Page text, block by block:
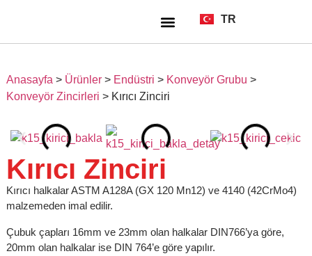
TR
EN
Anasayfa > Ürünler> Endüstri > Konveyör Grubu >
Konveyör Zincirleri > Kırıcı Zinciri
Kırıcı Zinciri
Kırıcı halkalar ASTM A128A (GX 120 Mn12) ve 4140 (42CrMo4)
malzemeden imal edilir.
Çubuk çapları 16mm ve 23mm olan halkalar DIN766’ya göre,
20mm olan halkalar ise DIN 764’e göre yapılır.